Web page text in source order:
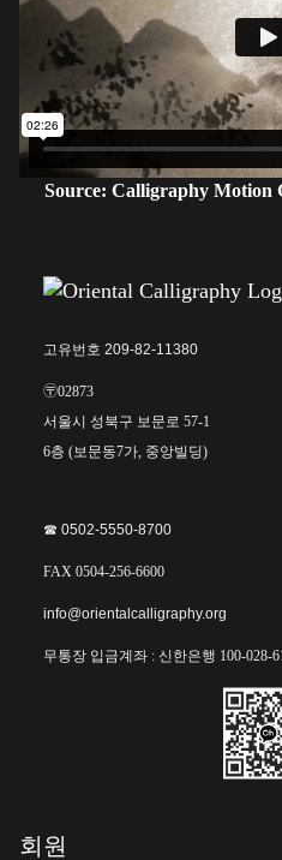
Source: Calligraphy Motion
고유번호 209-82-11380
〶02873
서울시 성북구 보문로 57-1
6층 (보문동7가, 중앙빌딩)
☎︎ 0502-5550-8700
FAX 0504-256-6600
info@orientalcalligraphy.org
무통장 입금계좌 : 신한은행 100-028-
회원